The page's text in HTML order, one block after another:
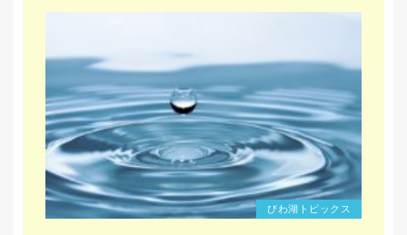
びわ湖トピックス